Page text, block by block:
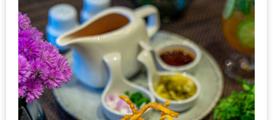
ที่
งาน
LEO
PRESENTS
PINGFAI
FESTIVAL
3